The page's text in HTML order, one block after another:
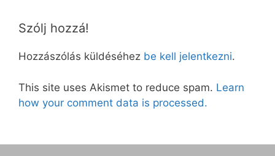
Szólj hozzá!
Hozzászólás küldéséhez be kell jelentkezni.
This site uses Akismet to reduce spam. Learn
how your comment data is processed.